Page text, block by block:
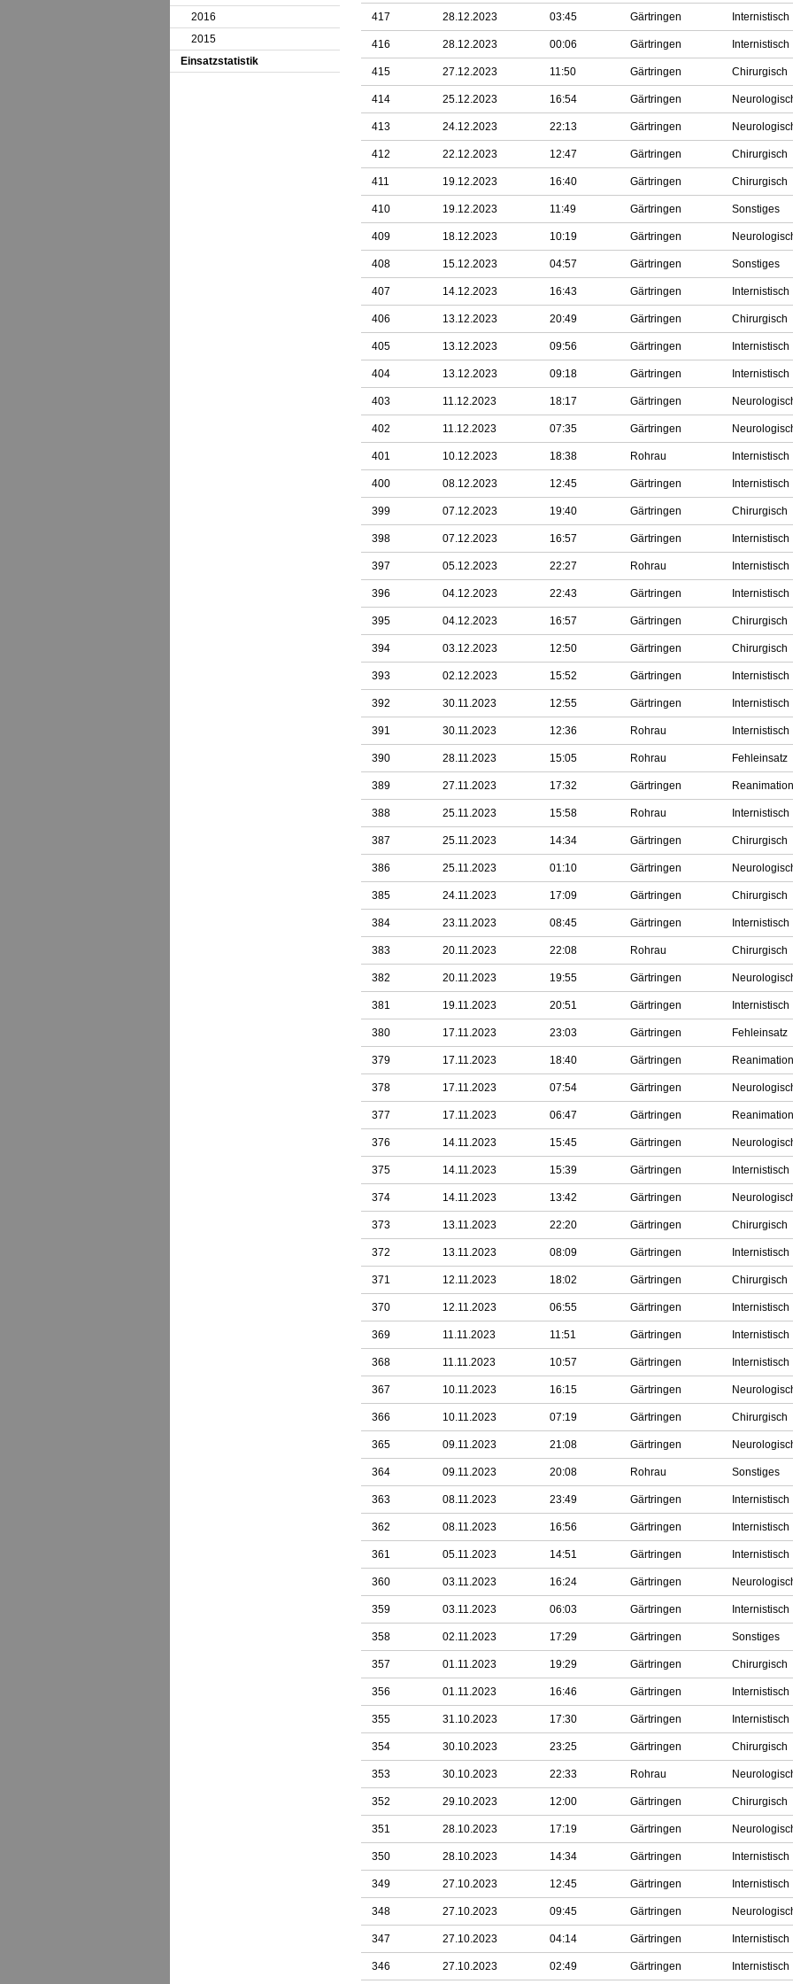
417 28.12.2023 03:45 Gärtringen Internistisch
416 28.12.2023 00:06 Gärtringen Internistisch
415 27.12.2023 11:50 Gärtringen Chirurgisch
414 25.12.2023 16:54 Gärtringen
413 24.12.2023 22:13 Gärtringen
412 22.12.2023 12:47 Gärtringen Chirurgisch
411 19.12.2023 16:40 Gärtringen Chirurgisch
410 19.12.2023 11:49 Gärtringen Sonstiges
409 18.12.2023 10:19 Gärtringen
408 15.12.2023 04:57 Gärtringen Sonstiges
407 14.12.2023 16:43 Gärtringen Internistisch
406 13.12.2023 20:49 Gärtringen Chirurgisch
405 13.12.2023 09:56 Gärtringen Internistisch
404 13.12.2023 09:18 Gärtringen Internistisch
403 11.12.2023 18:17 Gärtringen
402 11.12.2023 07:35 Gärtringen
401 10.12.2023 18:38 Rohrau Internistisch
400 08.12.2023 12:45 Gärtringen Internistisch
399 07.12.2023 19:40 Gärtringen Chirurgisch
398 07.12.2023 16:57 Gärtringen Internistisch
397 05.12.2023 22:27 Rohrau Internistisch
396 04.12.2023 22:43 Gärtringen Internistisch
395 04.12.2023 16:57 Gärtringen Chirurgisch
394 03.12.2023 12:50 Gärtringen Chirurgisch
393 02.12.2023 15:52 Gärtringen Internistisch
392 30.11.2023 12:55 Gärtringen Internistisch
391 30.11.2023 12:36 Rohrau Internistisch
390 28.11.2023 15:05 Rohrau Fehleinsatz
389 27.11.2023 17:32 Gärtringen Reanimation
388 25.11.2023 15:58 Rohrau Internistisch
387 25.11.2023 14:34 Gärtringen Chirurgisch
386 25.11.2023 01:10 Gärtringen
385 24.11.2023 17:09 Gärtringen Chirurgisch
384 23.11.2023 08:45 Gärtringen Internistisch
383 20.11.2023 22:08 Rohrau Chirurgisch
382 20.11.2023 19:55 Gärtringen
381 19.11.2023 20:51 Gärtringen Internistisch
380 17.11.2023 23:03 Gärtringen Fehleinsatz
379 17.11.2023 18:40 Gärtringen Reanimation
378 17.11.2023 07:54 Gärtringen
377 17.11.2023 06:47 Gärtringen Reanimation
376 14.11.2023 15:45 Gärtringen
375 14.11.2023 15:39 Gärtringen Internistisch
374 14.11.2023 13:42 Gärtringen
373 13.11.2023 22:20 Gärtringen Chirurgisch
372 13.11.2023 08:09 Gärtringen Internistisch
371 12.11.2023 18:02 Gärtringen Chirurgisch
370 12.11.2023 06:55 Gärtringen Internistisch
369 11.11.2023 11:51 Gärtringen Internistisch
368 11.11.2023 10:57 Gärtringen Internistisch
367 10.11.2023 16:15 Gärtringen
366 10.11.2023 07:19 Gärtringen Chirurgisch
365 09.11.2023 21:08 Gärtringen
364 09.11.2023 20:08 Rohrau Sonstiges
363 08.11.2023 23:49 Gärtringen Internistisch
362 08.11.2023 16:56 Gärtringen Internistisch
361 05.11.2023 14:51 Gärtringen Internistisch
360 03.11.2023 16:24 Gärtringen
359 03.11.2023 06:03 Gärtringen Internistisch
358 02.11.2023 17:29 Gärtringen Sonstiges
357 01.11.2023 19:29 Gärtringen Chirurgisch
356 01.11.2023 16:46 Gärtringen Internistisch
355 31.10.2023 17:30 Gärtringen Internistisch
354 30.10.2023 23:25 Gärtringen Chirurgisch
353 30.10.2023 22:33 Rohrau
352 29.10.2023 12:00 Gärtringen Chirurgisch
351 28.10.2023 17:19 Gärtringen
350 28.10.2023 14:34 Gärtringen Internistisch
349 27.10.2023 12:45 Gärtringen Internistisch
348 27.10.2023 09:45 Gärtringen
347 27.10.2023 04:14 Gärtringen Internistisch
346 27.10.2023 02:49 Gärtringen Internistisch
2016
2015
Einsatzstatistik